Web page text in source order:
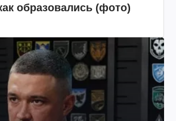
образовались (фото)